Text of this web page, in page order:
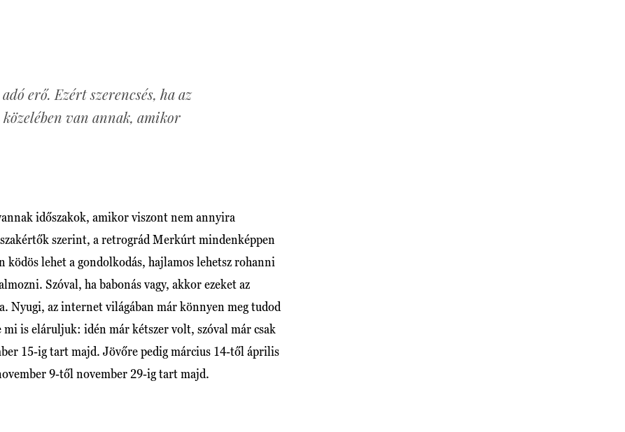
erő. Ezért szerencsés, ha az
van annak, amikor
időszakok, amikor viszont nem annyira
szerint, a retrográd Merkúrt mindenképpen
ködös lehet a gondolkodás, hajlamos lehetsz rohanni
Szóval, ha babonás vagy, akkor ezeket az
Nyugi, az internet világában már könnyen meg tudod
is eláruljuk: idén már kétszer volt, szóval már csak
15-ig tart majd. Jövőre pedig március 14-től április
9-től november 29-ig tart majd.